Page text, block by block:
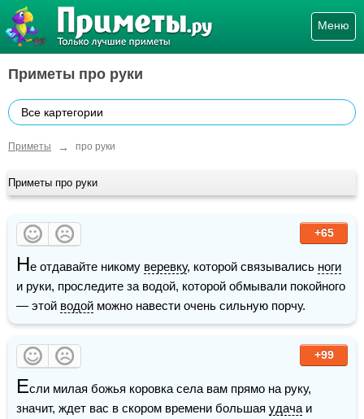
Меню
Приметы про руки
Все картегории
Приметы → про руки
Приметы про руки
+65
Не отдавайте никому веревку, которой связывались ноги
и руки, проследите за водой, которой обмывали покойного
— этой водой можно навести очень сильную порчу.
+99
Если милая божья коровка села вам прямо на руку,
значит, ждет вас в скором времени большая удача и